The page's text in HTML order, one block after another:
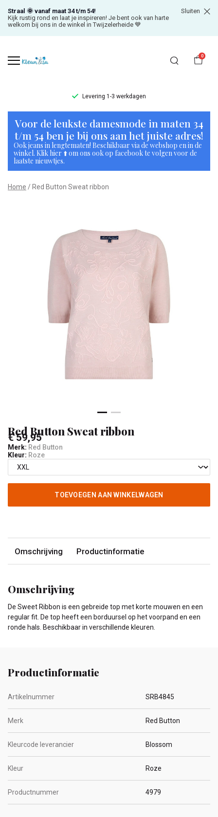
Straal 🌞 vanaf maat 34 t/m 54!
Kijk rustig rond en laat je inspireren! Je bent ook van harte
welkom bij ons in de winkel in Twijzelerheide 💙
Sluiten
0
Levering 1-3 werkdagen
Red
Button
Sweat
ribbon
-
Voor de leukste damesmode in maten 34
t/m 54 ben je bij ons aan het juiste adres!
Ook jeans in lengtematen! Beschikbaar via de webshop en in de
winkel. Klik hier ⬆️ om ons ook op facebook te volgen voor de
laatste nieuwtjes.
Home Red Button Sweat ribbon
Red Button Sweat ribbon
€ 59,95
Merk: Red Button
Kleur: Roze
TOEVOEGEN AAN WINKELWAGEN
Omschrijving Productinformatie
Omschrijving
De Sweet Ribbon is een gebreide top met korte mouwen en een
regular fit. De top heeft een borduursel op het voorpand en een
ronde hals. Beschikbaar in verschillende kleuren.
Productinformatie
Artikelnummer SRB4845
Merk Red Button
Kleurcode leverancier Blossom
Kleur Roze
Productnummer 4979